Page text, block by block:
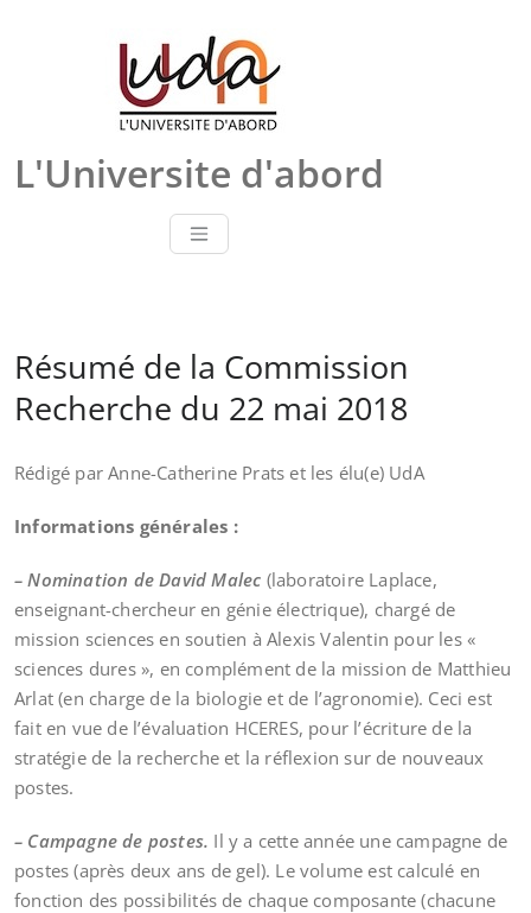
L'Universite d'abord
Résumé de la Commission
Recherche du 22 mai 2018
Rédigé par Anne-Catherine Prats et les élu(e) UdA
Informations générales :
– Nomination de David Malec (laboratoire Laplace,
enseignant-chercheur en génie électrique), chargé de
mission sciences en soutien à Alexis Valentin pour les «
sciences dures », en complément de la mission de Matthieu
Arlat (en charge de la biologie et de l’agronomie). Ceci est
fait en vue de l’évaluation HCERES, pour l’écriture de la
stratégie de la recherche et la réflexion sur de nouveaux
postes.
– Campagne de postes. Il y a cette année une campagne de
postes (après deux ans de gel). Le volume est calculé en
fonction des possibilités de chaque composante (chacune